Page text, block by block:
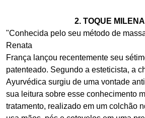
2. TOQUE
"Conhecida pelo seu método de
Renata
França lançou recentemente seu
patenteado. Segundo a esteticista, a
Ayurvédica surgiu de uma vontade
sua leitura sobre esse conhecimento
tratamento, realizado em um colchão